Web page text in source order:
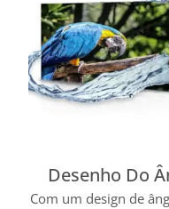
Desenho Do
Com um design de